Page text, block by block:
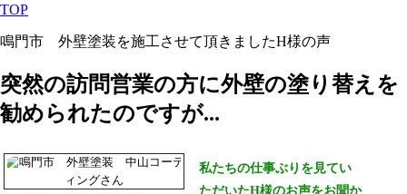
TOP
鳴門市 外壁塗装を施工させて頂きましたH様の声
突然の訪問営業の方に外壁の塗り替えを
勧められたのですが...
私たちの仕事ぶりを見てい
ただいたH様のお声をお聞か